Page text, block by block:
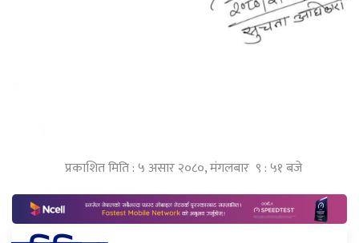
प्रकाशित मिति : ५ असार २०८०, मंगलबार ९ : ५१ बजे